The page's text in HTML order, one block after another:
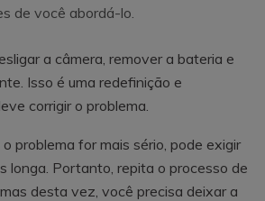
de você abordá-lo.
a câmera, remover a bateria e
Isso é uma redefinição e
corrigir o problema.
problema for mais sério, pode exigir
longa. Portanto, repita o processo de
desta vez, você precisa deixar a